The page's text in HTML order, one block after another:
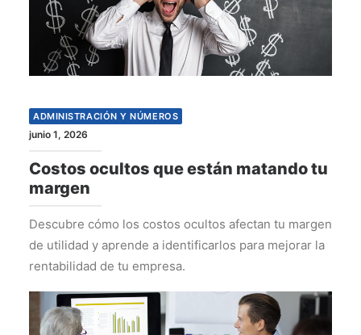
ADMINISTRACIÓN Y NÚMEROS
junio 1, 2026
Costos ocultos que están matando tu
margen
Descubre cómo los costos ocultos afectan tu margen
de utilidad y aprende a identificarlos para mejorar la
rentabilidad de tu empresa.